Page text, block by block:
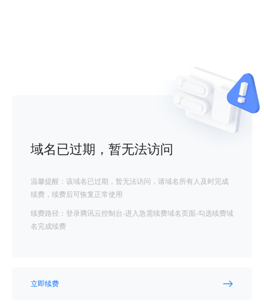
域名已过期，暂无法访问
温馨提醒：该域名已过期，暂无法访问，请域名所有人及时完成
续费，续费后可恢复正常使用
续费路径：登录腾讯云控制台-进入急需续费域名页面-勾选续费域
名完成续费
立即续费